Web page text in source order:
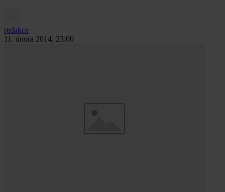
redakce
11. února 2014, 23:00